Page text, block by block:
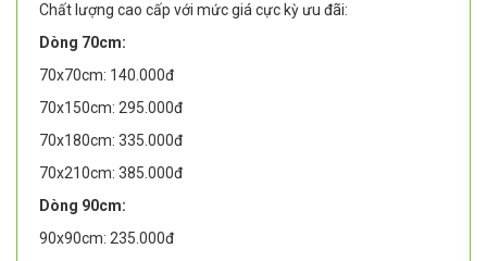
Chất lượng cao cấp với mức giá cực kỳ ưu đãi:
Dòng 70cm:
70x70cm: 140.000đ
70x150cm: 295.000đ
70x180cm: 335.000đ
70x210cm: 385.000đ
Dòng 90cm:
90x90cm: 235.000đ